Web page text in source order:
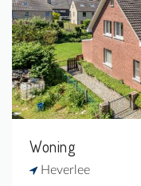
4
1
Woning
Heverlee